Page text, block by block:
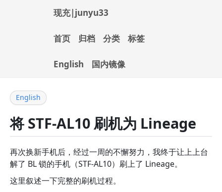
现充|junyu33
首页 归档 分类 标签
English 国内镜像
English
将 STF-AL10 刷机为 Lineage
再次换新手机后，经过一周的不懈努力，我终于让上上台
解了 BL 锁的手机（STF-AL10）刷上了 Lineage。
这里叙述一下完整的刷机过程。